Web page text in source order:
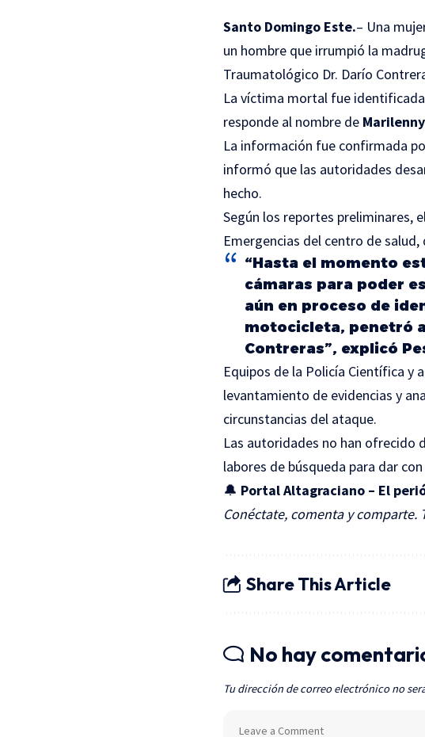
Santo Domingo Este.– Una
un hombre que irrumpió la
Traumatológico Dr. Darío
La víctima mortal fue
responde al nombre de
La información fue confirmada
informó que las autoridades
hecho.
Según los reportes preliminares,
Emergencias del centro de
“Hasta el momento
cámaras para poder
aún en proceso de
motocicleta, penetró
Contreras”, explicó
Equipos de la Policía Científica y
levantamiento de evidencias y
circunstancias del ataque.
Las autoridades no han ofrecido
labores de búsqueda para dar
🔔 Portal Altagraciano – El
Conéctate, comenta y comparte.
Share This Article
No hay
Tu dirección de correo electrónico no